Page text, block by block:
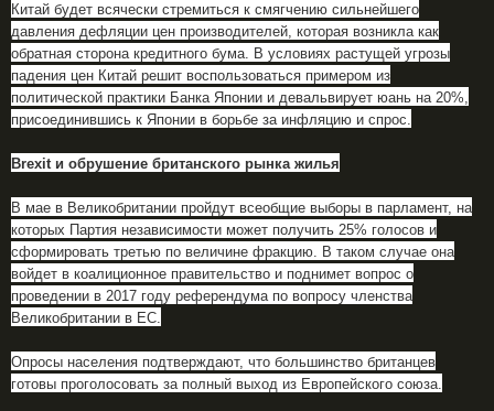
Китай будет всячески стремиться к смягчению сильнейшего
давления дефляции цен производителей, которая возникла как
обратная сторона кредитного бума. В условиях растущей угрозы
падения цен Китай решит воспользоваться примером из
политической практики Банка Японии и девальвирует юань на 20%,
присоединившись к Японии в борьбе за инфляцию и спрос.
Brexit и обрушение британского рынка жилья
В мае в Великобритании пройдут всеобщие выборы в парламент, на
которых Партия независимости может получить 25% голосов и
сформировать третью по величине фракцию. В таком случае она
войдет в коалиционное правительство и поднимет вопрос о
проведении в 2017 году референдума по вопросу членства
Великобритании в ЕС.
Опросы населения подтверждают, что большинство британцев
готовы проголосовать за полный выход из Европейского союза.